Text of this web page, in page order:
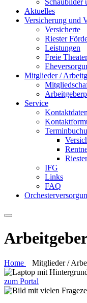
Schaubilder
Aktuelles
Versicherung und
Versicherte
Riester
Leistungen
Freie
Mitglieder /
Service
Riester
IFG
Links
FAQ
Home Mitglieder /
zum Portal